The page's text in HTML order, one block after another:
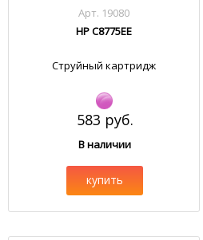
Арт. 19080
HP C8775EE
Струйный картридж
583 руб.
В наличии
купить